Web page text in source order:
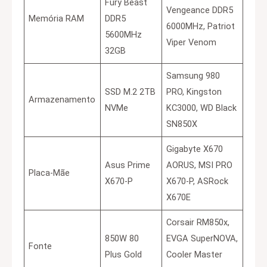
Memória RAM
Fury Beast
DDR5
5600MHz
32GB
Vengeance DDR5
6000MHz, Patriot
Viper Venom
Armazenamento
SSD M.2 2TB
NVMe
Samsung 980
PRO, Kingston
KC3000, WD Black
SN850X
Placa-Mãe
Asus Prime
X670-P
Gigabyte X670
AORUS, MSI PRO
X670-P, ASRock
X670E
Fonte
850W 80
Plus Gold
Corsair RM850x,
EVGA SuperNOVA,
Cooler Master